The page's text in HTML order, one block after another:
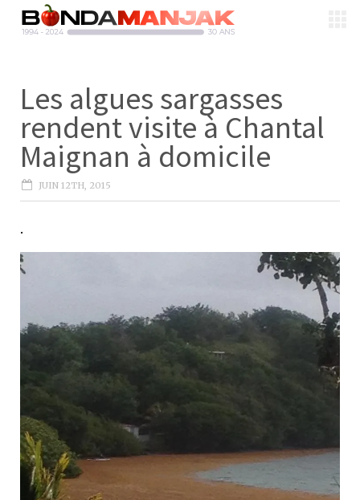
Les algues sargasses
rendent visite à Chantal
Maignan à domicile
JUIN 12TH, 2015
.